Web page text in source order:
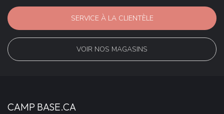
SERVICE À LA CLIENTÈLE
VOIR NOS MAGASINS
CAMP BASE.CA